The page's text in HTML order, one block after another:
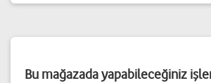
Bu mağazada yapabileceğiniz